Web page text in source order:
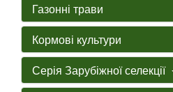
Газонні трави
Кормові культури
Серія Зарубіжної селекції